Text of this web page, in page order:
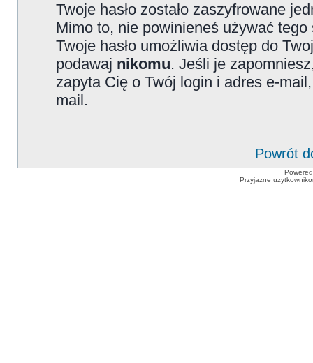
Twoje hasło zostało zaszyfrowane
Mimo to, nie powinieneś używać
Twoje hasło umożliwia dostęp do
podawaj nikomu. Jeśli je
zapyta Cię o Twój login i adres e-
mail.
Powrót
Przyjazne